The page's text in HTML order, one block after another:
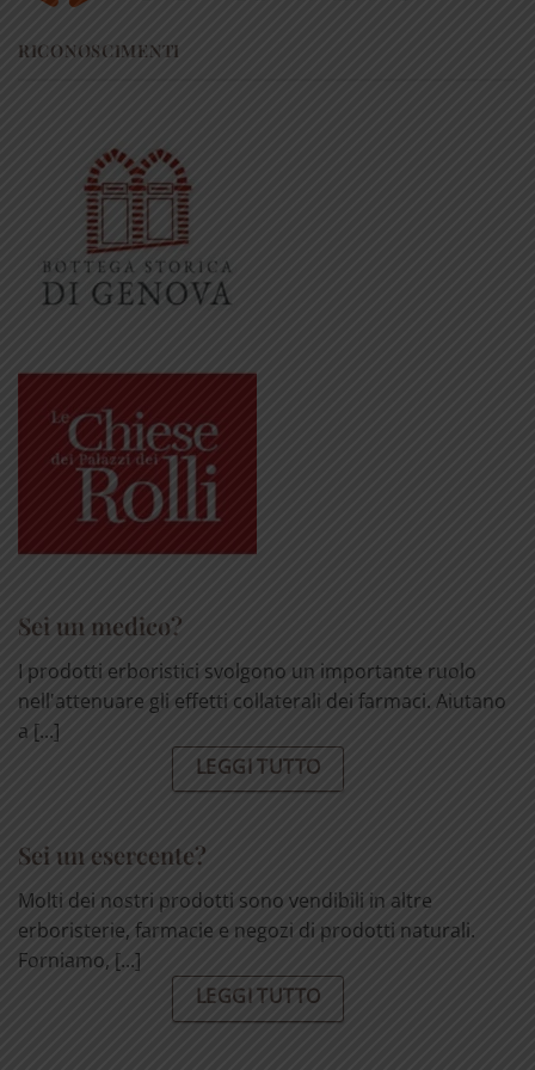
RICONOSCIMENTI
Sei un medico?
I prodotti erboristici svolgono un importante ruolo
nell'attenuare gli effetti collaterali dei farmaci. Aiutano
a [...]
LEGGI TUTTO
Sei un esercente?
Molti dei nostri prodotti sono vendibili in altre
erboristerie, farmacie e negozi di prodotti naturali.
Forniamo, [...]
LEGGI TUTTO